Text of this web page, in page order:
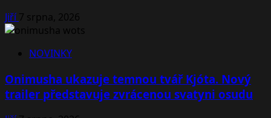
Jiří7 srpna, 2026
NOVINKY
Onimusha ukazuje temnou tvář Kjóta. Nový
trailer představuje zvrácenou svatyni osudu